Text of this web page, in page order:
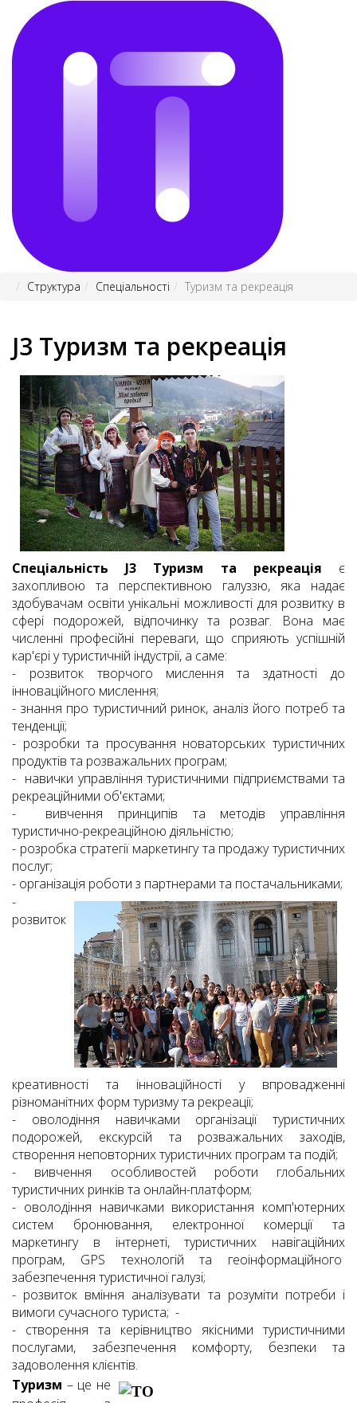
Структура Спеціальності Туризм та рекреація
J3 Туризм та рекреація
Спеціальність J3 Туризм та рекреація є
захопливою та перспективною галуззю, яка надає
здобувачам освіти унікальні можливості для розвитку в
сфері подорожей, відпочинку та розваг. Вона має
численні професійні переваги, що сприяють успішній
кар'єрі у туристичній індустрії, а саме:
- розвиток творчого мислення та здатності до
інноваційного мислення;
- знання про туристичний ринок, аналіз його потреб та
тенденції;
- розробки та просування новаторських туристичних
продуктів та розважальних програм;
- навички управління туристичними підприємствами та
рекреаційними об'єктами;
- вивчення принципів та методів управління
туристично-рекреаційною діяльністю;
- розробка стратегії маркетингу та продажу туристичних
послуг;
- організація роботи з партнерами та постачальниками;
-
розвиток
креативності та інноваційності у впровадженні
різноманітних форм туризму та рекреації;
- оволодіння навичками організації туристичних
подорожей, екскурсій та розважальних заходів,
створення неповторних туристичних програм та подій;
- вивчення особливостей роботи глобальних
туристичних ринків та онлайн-платформ;
- оволодіння навичками використання комп'ютерних
систем бронювання, електронної комерції та
маркетингу в інтернеті, туристичних навігаційних
програм, GPS технологій та геоінформаційного
забезпечення туристичної галузі;
- розвиток вміння аналізувати та розуміти потреби і
вимоги сучасного туриста; -
- створення та керівництво якісними туристичними
послугами, забезпечення комфорту, безпеки та
задоволення клієнтів.
Туризм – це не